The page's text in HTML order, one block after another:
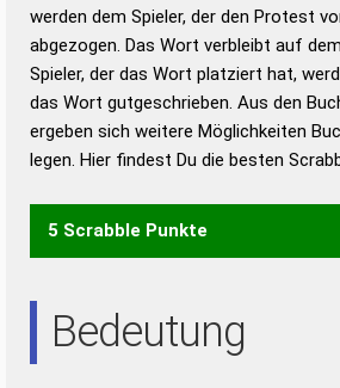
Duden –
Duden –
Deutsch
Duden – Die
Duden –
werden dem Spieler, der den Protest
abgezogen. Das Wort verbleibt auf
Spieler, der das Wort platziert hat,
das Wort gutgeschrieben. Aus den
ergeben sich weitere Möglichkeiten
legen. Hier findest Du die besten
5 Scrabble Punkte
Bedeutung